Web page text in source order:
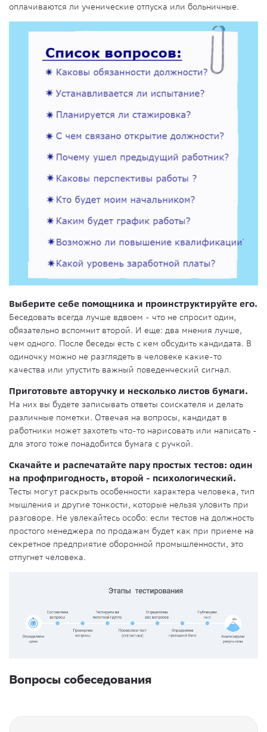
оплачиваются ли ученические отпуска или больничные.
Выберите себе помощника и проинструктируйте его.
Беседовать всегда лучше вдвоем - что не спросит один,
обязательно вспомнит второй. И еще: два мнения лучше,
чем одного. После беседы есть с кем обсудить кандидата. В
одиночку можно не разглядеть в человеке какие-то
качества или упустить важный поведенческий сигнал.
Приготовьте авторучку и несколько листов бумаги.
На них вы будете записывать ответы соискателя и делать
различные пометки. Отвечая на вопросы, кандидат в
работники может захотеть что-то нарисовать или написать -
для этого тоже понадобится бумага с ручкой.
Скачайте и распечатайте пару простых тестов: один
на профпригодность, второй - психологический.
Тесты могут раскрыть особенности характера человека, тип
мышления и другие тонкости, которые нельзя уловить при
разговоре. Не увлекайтесь особо: если тестов на должность
простого менеджера по продажам будет как при приеме на
секретное предприятие оборонной промышленности, это
отпугнет человека.
Вопросы собеседования